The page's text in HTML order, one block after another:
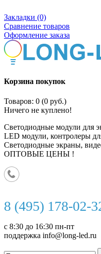
Закладки (0)
Сравнение товаров
Оформление заказа
Корзина покупок
Товаров: 0 (0 руб.)
Ничего не куплено!
Светодиодные модули для
LED модули, контролеры
Светодиодные экраны,
ОПТОВЫЕ ЦЕНЫ !
8 (495) 178-02-
с 8:30 до 16:30 пн-пт
поддержка info@long-led.ru